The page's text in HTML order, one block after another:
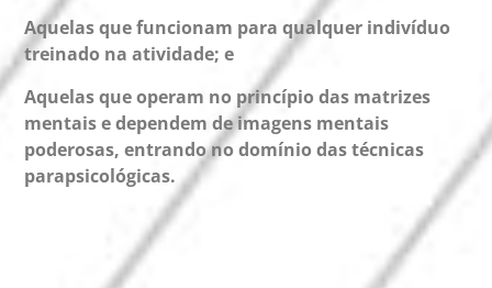
Aquelas que funcionam para qualquer indivíduo
treinado na atividade; e
Aquelas que operam no princípio das matrizes
mentais e dependem de imagens mentais
poderosas, entrando no domínio das técnicas
parapsicológicas.